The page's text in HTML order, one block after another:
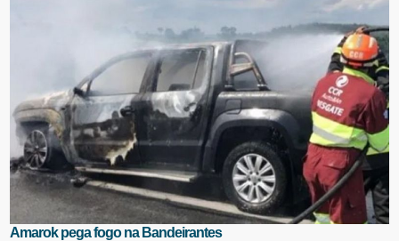
Amarok pega fogo na Bandeirantes